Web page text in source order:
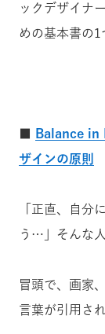
ックデザイナ
めの基本書の1
Balance in
ザインの原則
「正直、自分
う…」そんな
冒頭で、画家
言葉が引用さ